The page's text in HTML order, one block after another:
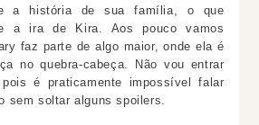
a história de sua família, o que
a ira de Kira. Aos pouco vamos
faz parte de algo maior, onde ela é
no quebra-cabeça. Não vou entrar
é praticamente impossível falar
sem soltar alguns spoilers.